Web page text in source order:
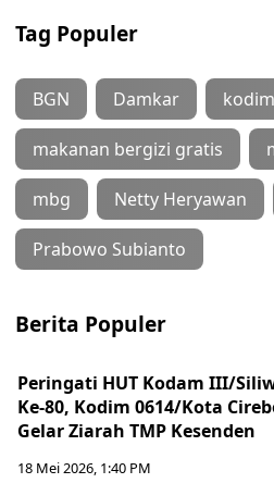
Tag Populer
BGN Damkar kodim
makanan bergizi gratis
mbg Netty Heryawan
Prabowo Subianto
Berita Populer
Peringati HUT Kodam III/
Ke-80, Kodim 0614/Kota
Gelar Ziarah TMP Kesenden
18 Mei 2026, 1:40 PM